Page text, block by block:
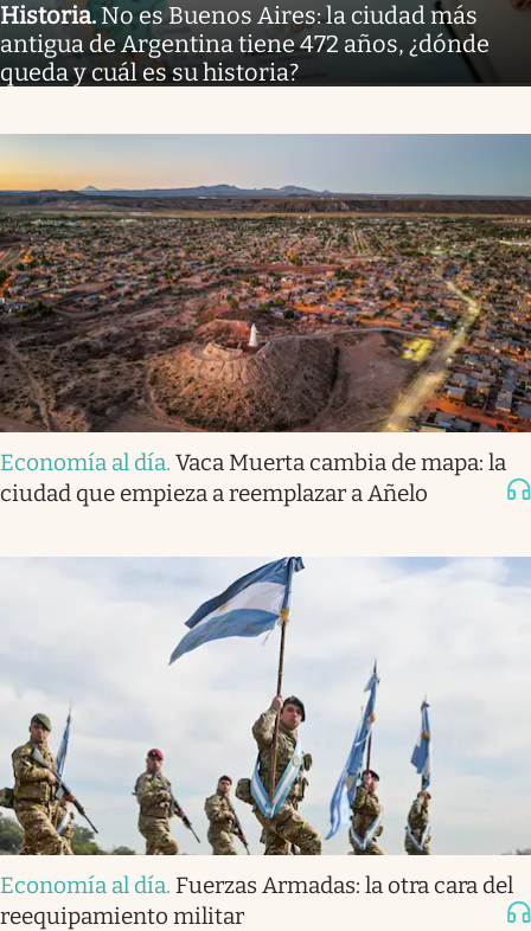
Historia. No es Buenos Aires: la ciudad más
antigua de Argentina tiene 472 años, ¿dónde
queda y cuál es su historia?
Economía al día. Vaca Muerta cambia de mapa: la
ciudad que empieza a reemplazar a Añelo
Economía al día. Fuerzas Armadas: la otra cara del
reequipamiento militar